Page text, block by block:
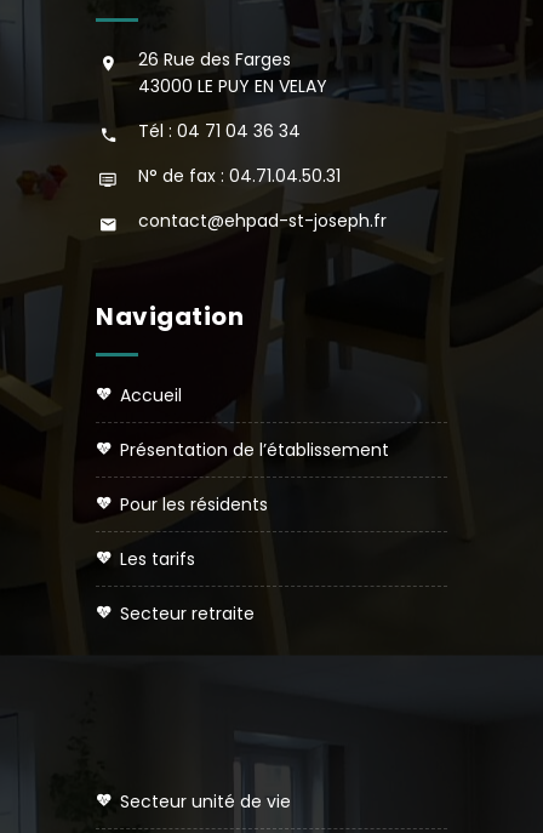
26 Rue des Farges
43000 LE PUY EN VELAY
Tél : 04 71 04 36 34
N° de fax : 04.71.04.50.31
contact@ehpad-st-joseph.fr
Navigation
accueil
présentation de l’établissement
pour les résidents
les tarifs
secteur retraite
secteur unité de vie